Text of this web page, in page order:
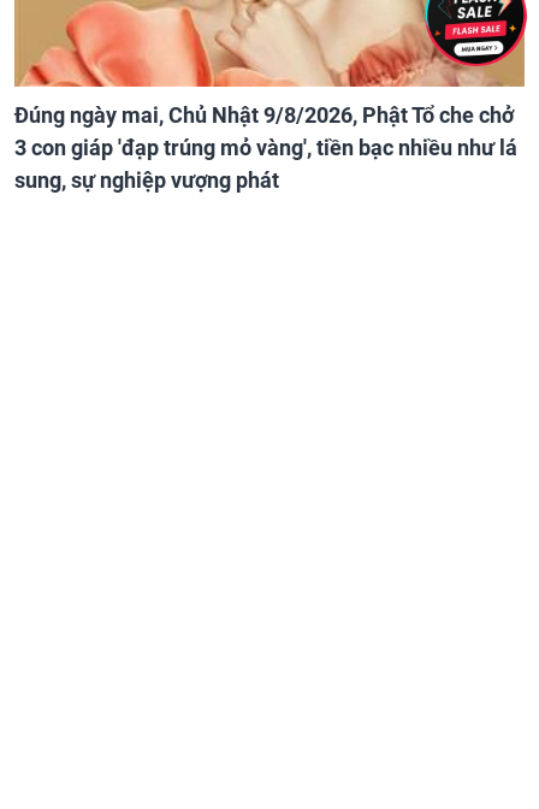
Đúng ngày mai, Chủ Nhật 9/8/2026, Phật Tổ che chở
3 con giáp 'đạp trúng mỏ vàng', tiền bạc nhiều như lá
sung, sự nghiệp vượng phát